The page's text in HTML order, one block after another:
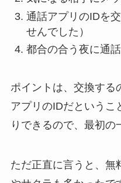
通話アプリのIDを
せんでした）
都合の合う夜に通
ポイントは、交換する
アプリのIDだというこ
りできるので、最初の
ただ正直に言うと、無